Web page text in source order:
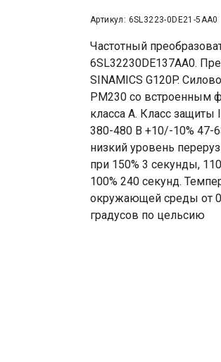
Артикул: 6SL3223-0DE21-5AA0
Частотный
6SL32230DE137AA0.
SINAMICS G120P.
PM230 со встроенным
класса A. Класс
380-480 В +10/-10% 47-
низкий уровень
при 150% 3 секунды,
100% 240 секунд.
окружающей среды от
градусов по цельсию